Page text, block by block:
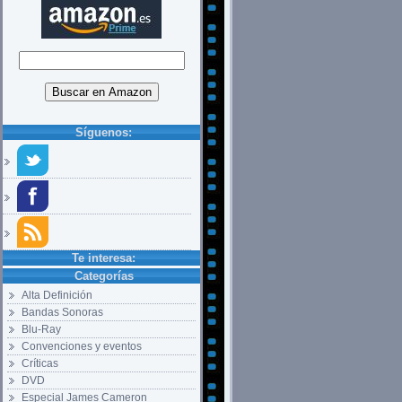
Síguenos:
Te interesa:
Categorías
Alta Definición
Bandas Sonoras
Blu-Ray
Convenciones y eventos
Críticas
DVD
Especial James Cameron